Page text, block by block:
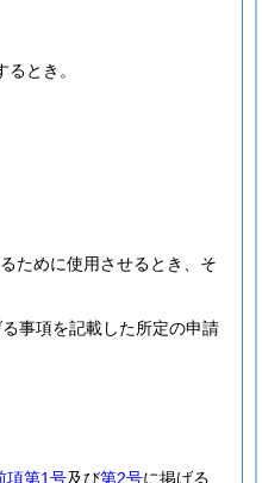
とき。
ために使用させるとき、そ
事項を記載した所定の申請
項第1号及び第2号に掲げる